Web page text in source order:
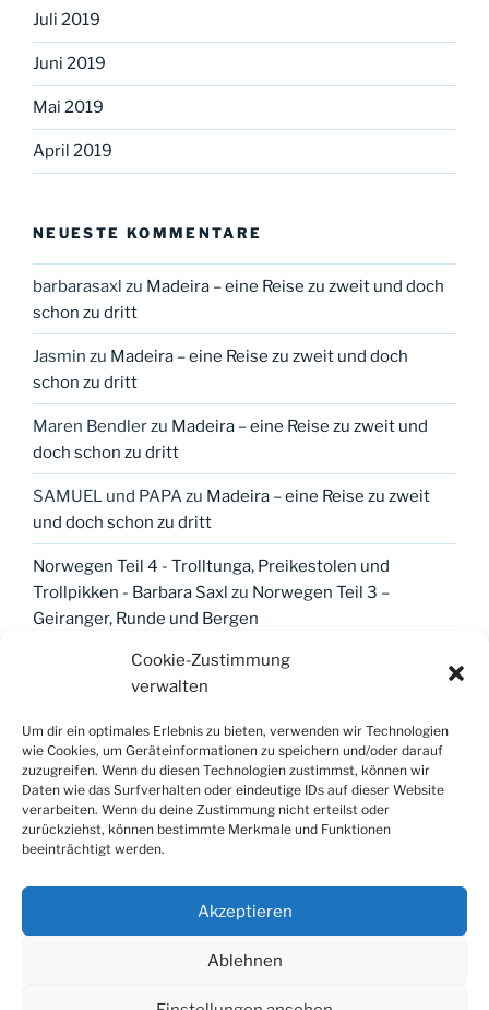
Cookie-Zustimmung
verwalten
Um dir ein optimales Erlebnis zu bieten, verwenden wir Technologien
wie Cookies, um Geräteinformationen zu speichern und/oder darauf
zuzugreifen. Wenn du diesen Technologien zustimmst, können wir
Daten wie das Surfverhalten oder eindeutige IDs auf dieser Website
verarbeiten. Wenn du deine Zustimmung nicht erteilst oder
zurückziehst, können bestimmte Merkmale und Funktionen
beeinträchtigt werden.
Akzeptieren
Ablehnen
Juli 2019
Juni 2019
Mai 2019
April 2019
NEUESTE KOMMENTARE
barbarasaxl zu Madeira – eine Reise zu zweit und doch
schon zu dritt
Jasmin zu Madeira – eine Reise zu zweit und doch
schon zu dritt
Maren Bendlerzu Madeira – eine Reise zu zweit und
doch schon zu dritt
SAMUEL und PAPAzu Madeira – eine Reise zu zweit
und doch schon zu dritt
Norwegen Teil 4 - Trolltunga, Preikestolen und
Trollpikken - Barbara Saxl zu Norwegen Teil 3 –
Geiranger, Runde und Bergen
Anmelden
Eintrags-Feed
Kommentar-Feed
WordPress.org